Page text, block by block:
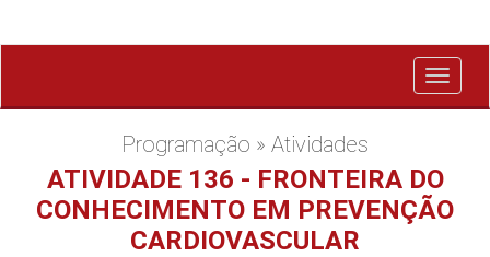
Exibir
menu
Programação » Atividades
ATIVIDADE 136 - FRONTEIRA DO
CONHECIMENTO EM PREVENÇÃO
CARDIOVASCULAR